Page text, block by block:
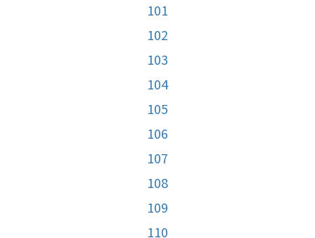
101
102
103
104
105
106
107
108
109
110